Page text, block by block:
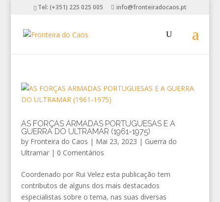
Tel: (+351) 225 025 005 info@fronteiradocaos.pt
AS FORÇAS ARMADAS PORTUGUESAS E A
GUERRA DO ULTRAMAR (1961-1975)
by Fronteira do Caos | Mai 23, 2023 | Guerra do
Ultramar| 0 Comentários
Coordenado por Rui Velez esta publicação tem
contributos de alguns dos mais destacados
especialistas sobre o tema, nas suas diversas